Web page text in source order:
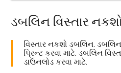
ડબલિન વિસ્તાર
વિસ્તાર નકશો ડબલિન.
પ્રિન્ટ કરવા માટે. ડબલિન
ડાઉનલોડ કરવા માટે.